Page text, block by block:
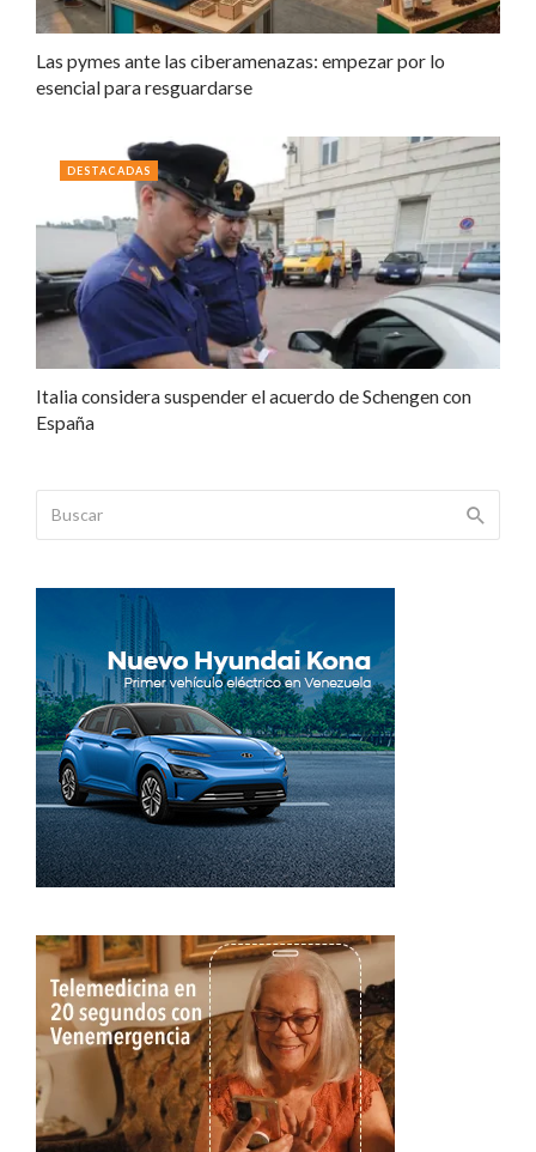
Las pymes ante las ciberamenazas: empezar por lo
esencial para resguardarse
Italia considera suspender el acuerdo de Schengen con
España
DESTACADAS